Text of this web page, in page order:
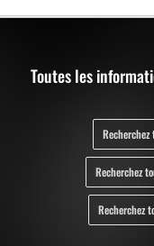
Toutes les
Recherchez
Recherchez